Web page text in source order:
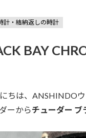
計・結納返しの時計
BAY
ちは、ANSHINDO
ーからチューダー ブ